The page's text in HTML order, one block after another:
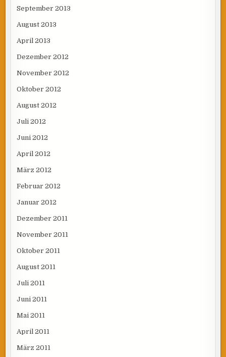
September 2013
August 2013
April 2013
Dezember 2012
November 2012
Oktober 2012
August 2012
Juli 2012
Juni 2012
April 2012
März 2012
Februar 2012
Januar 2012
Dezember 2011
November 2011
Oktober 2011
August 2011
Juli 2011
Juni 2011
Mai 2011
April 2011
März 2011